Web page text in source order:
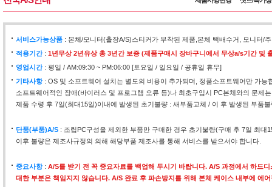
서비스가능상품 : 본체/모니터(출장A/S)스티커가 부착된 제품,본체 택배수거, 모니터/
적용기간: 1년무상 2년유상 총 3년간 보증 (제품구매시 장바구니에서 무상a/s기간 및
영업시간: 평일 / AM:09:30 ~ PM:06:00 [토요일 / 일요일 / 공휴일 휴무]
기타사항: OS 및 소프트웨어 설치는 별도의 비용이 추가되며, 정품소프트웨어만 가능
소프트웨어적인 장애(바이러스 및 프로그램 오류 등)나 최초구입시 PC본체와의 문제
제품 수령 후 7일(최대15일)이내에 발생된 초기불량 : 새부품교체 / 이 후 발생된 부품
단품(부품)A/S : 조립PC구성을 제외한 부품만 구매한 경우 초기불량(구매 후 7일 최대
이후 불량은 제조사규정의 의해 해당부품 제조사를 통해 서비스를 받으셔야 합니다.
중요사항: A/S를 받기 전 꼭 중요자료를 백업해 두시기 바랍니다. A/S 과정에서 하드
대한 부분은 책임지지 않습니다. A/S 완료 후 파손방지를 위해 본체 케이스 내부에 에